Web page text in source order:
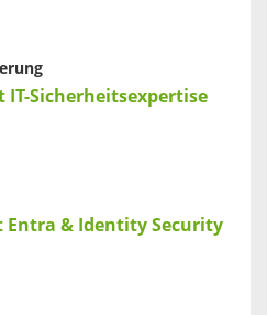
IT-Sicherheitsexpertise
& Identity Security